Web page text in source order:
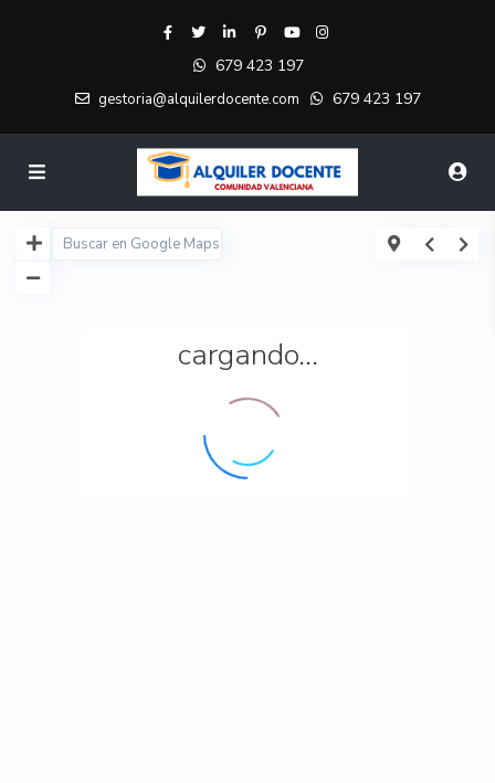
679 423 197
gestoria@alquilerdocente.com 679 423 197
cargando...